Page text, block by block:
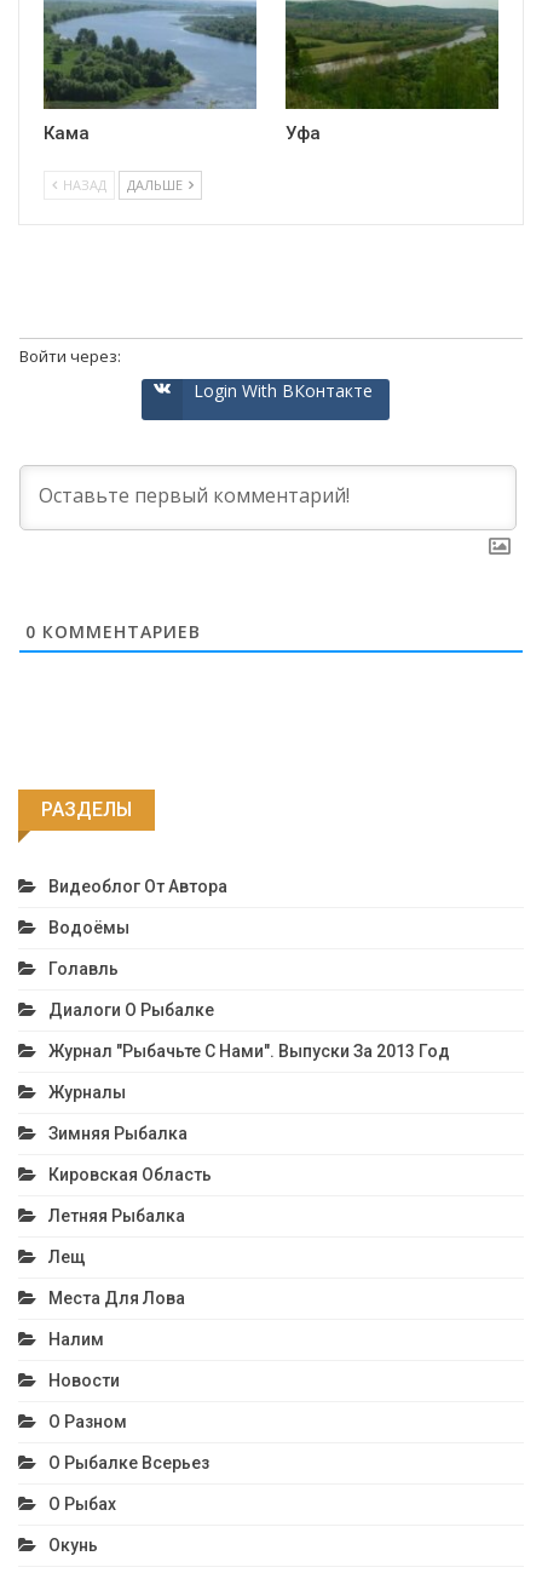
Кама Уфа
НАЗАД ДАЛЬШЕ
Войти через:
Login With ВКонтакте
0 КОММЕНТАРИЕВ
РАЗДЕЛЫ
Видеоблог От Автора
Водоёмы
Голавль
Диалоги О Рыбалке
Журнал "Рыбачьте С Нами". Выпуски За 2013 Год
Журналы
Зимняя Рыбалка
Кировская Область
Летняя Рыбалка
Лещ
Места Для Лова
Налим
Новости
О Разном
О Рыбалке Всерьез
О Рыбах
Окунь